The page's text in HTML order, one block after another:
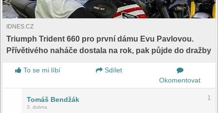
IDNES.CZ
Triumph Trident 660 pro první dámu Evu Pavlovou.
Přívětivého naháče dostala na rok, pak půjde do dražby
To se mi líbí
Sdílet
Okomentovat
Tomáš Bendžák
3. dubna
1